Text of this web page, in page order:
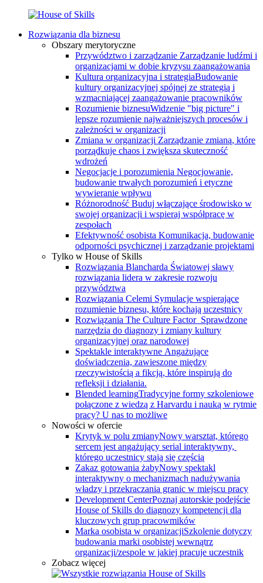
Rozwiązania dla biznesu
Obszary merytoryczne
Przywództwo i zarządzanie Zarządzanie ludźmi i
organizacjami w dobie kryzysu zaangażowania
Kultura organizacyjna i strategiaBudowanie
kultury organizacyjnej spójnej ze strategią i
wzmacniającej zaangażowanie pracowników
Rozumienie biznesuWidzenie "big picture" i
lepsze rozumienie najważniejszych procesów i
zależności w organizacji
Zmiana w organizacji Zarządzanie zmianą, które
porządkuje chaos i zwiększa skuteczność
wdrożeń
Negocjacje i porozumienia Negocjowanie,
budowanie trwałych porozumień i etyczne
wywieranie wpływu
Różnorodność Buduj włączające środowisko w
swojej organizacji i wspieraj współpracę w
zespołach
Efektywność osobista Komunikacja, budowanie
odporności psychicznej i zarządzanie projektami
Tylko w House of Skills
Rozwiązania Blancharda Światowej sławy
rozwiązania lidera w zakresie rozwoju
przywództwa
Rozwiązania Celemi Symulacje wspierające
rozumienie biznesu, które kochają uczestnicy
Rozwiązania The Culture Factor Sprawdzone
narzędzia do diagnozy i zmiany kultury
organizacyjnej oraz narodowej
Spektakle interaktywne Angażujące
doświadczenia, zawieszone między
rzeczywistością a fikcją, które inspirują do
refleksji i działania.
Blended learningTradycyjne formy szkoleniowe
połączone z wiedzą z Harvardu i nauką w rytmie
pracy? U nas to możliwe
Nowości w ofercie
Krytyk w polu zmianyNowy warsztat, którego
sercem jest angażujący serial interaktywny, ​
którego uczestnicy stają się częścią
Zakaz gotowania żabyNowy spektakl
interaktywny o mechanizmach nadużywania
władzy i przekraczania granic w miejscu pracy
Development CenterPoznaj autorskie podejście
House of Skills do diagnozy kompetencji dla
kluczowych grup pracowmików
Marka osobista w organizacjiSzkolenie dotyczy
budowania marki osobistej wewnątrz
organizacji/zespole w jakiej pracuje uczestnik
Zobacz więcej